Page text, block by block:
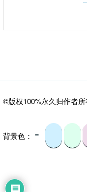
©版权100%永久归作者所
背景色： -